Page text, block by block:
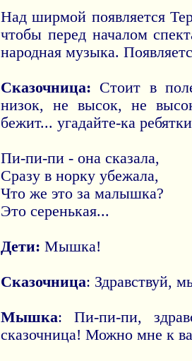
Над ширмой появляется
чтобы перед началом
народная музыка.
Сказочница: Стоит в
низок, не высок, не
бежит... угадайте-ка
Пи-пи-пи - она сказала,
Сразу в норку убежала,
Что же это за малышка?
Это серенькая...
Дети: Мышка!
Сказочница: Здравствуй,
Мышка: Пи-пи-пи,
сказочница! Можно мне к